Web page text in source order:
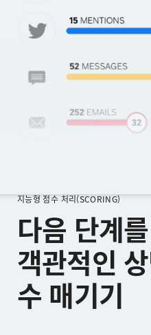
지능형 점수 처리(SCORING)
다음 단계
객관적인
수 매기기